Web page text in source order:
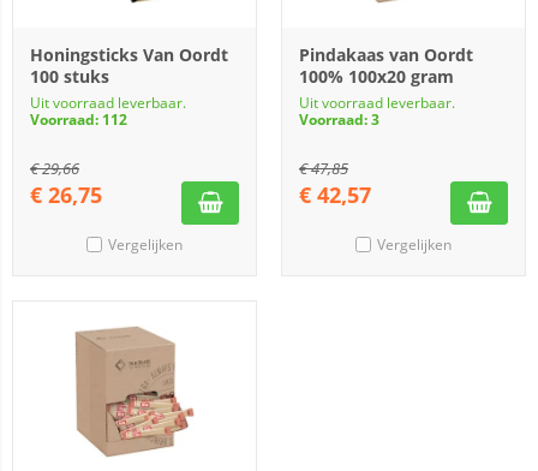
Honingsticks Van Oordt
100 stuks
Uit voorraad leverbaar.
Voorraad: 112
€29,66
€ 26,75
Vergelijken
Pindakaas van Oordt
100% 100x20 gram
Uit voorraad leverbaar.
Voorraad: 3
€47,85
€ 42,57
Vergelijken